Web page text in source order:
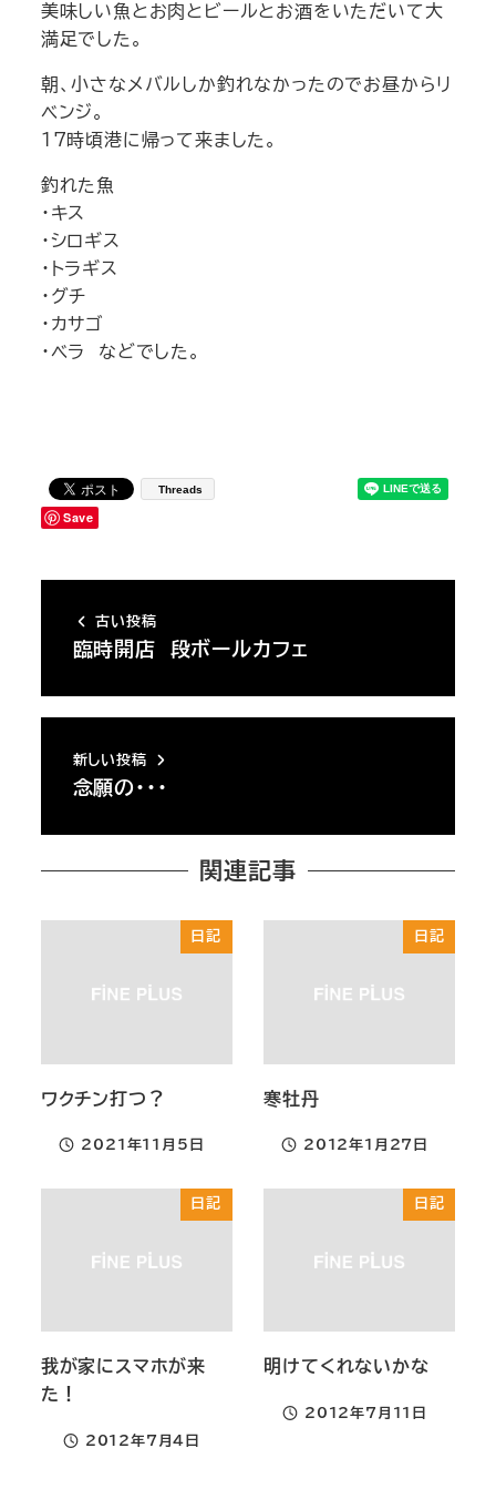
美味しい魚とお肉とビールとお酒をいただいて大
満足でした。
朝、小さなメバルしか釣れなかったのでお昼からリ
ベンジ。
17時頃港に帰って来ました。
釣れた魚
・キス
・シロギス
・トラギス
・グチ
・カサゴ
・ベラ などでした。
Threads
Save
古い投稿
臨時開店 段ボールカフェ
新しい投稿
念願の・・・
関連記事
日記
ワクチン打つ？
投稿日
2021年11月5日
日記
寒牡丹
投稿日
2012年1月27日
日記
我が家にスマホが来
た！
投稿日
2012年7月4日
日記
明けてくれないかな
投稿日
2012年7月11日